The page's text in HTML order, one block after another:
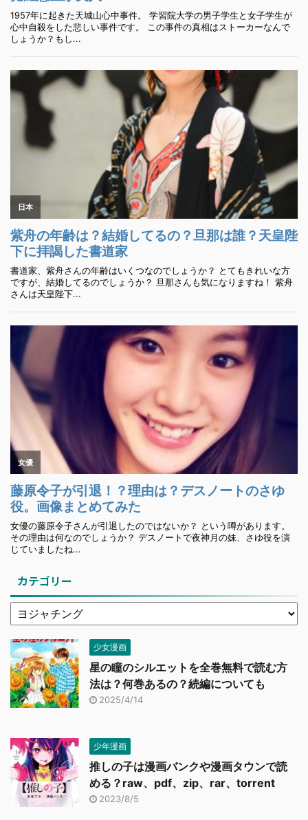
カテゴリー
少女漫画
星の瞳のシルエットを全巻無料で読む方
法は？何巻あるの？続編についても
2025/4/14
少年漫画
推しの子は漫画バンクや漫画タウンで読
める？raw、pdf、zip、rar、torrent
2023/8/5